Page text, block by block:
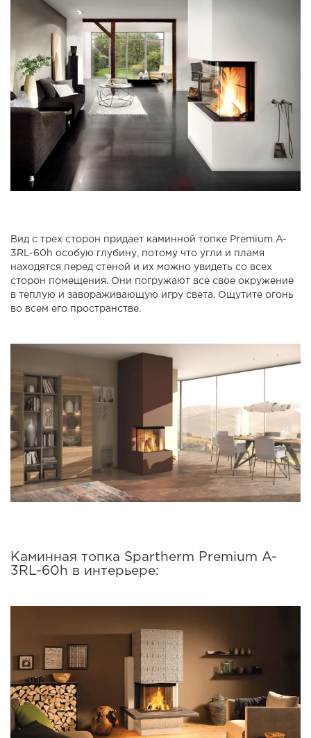
Вид с трех сторон придает каминной топке Premium A-
3RL-60h особую глубину, потому что угли и пламя
находятся перед стеной и их можно увидеть со всех
сторон помещения. Они погружают все свое окружение
в теплую и завораживающую игру света. Ощутите огонь
во всем его пространстве.
Каминная топка Spartherm Premium A-
3RL-60h в интерьере: